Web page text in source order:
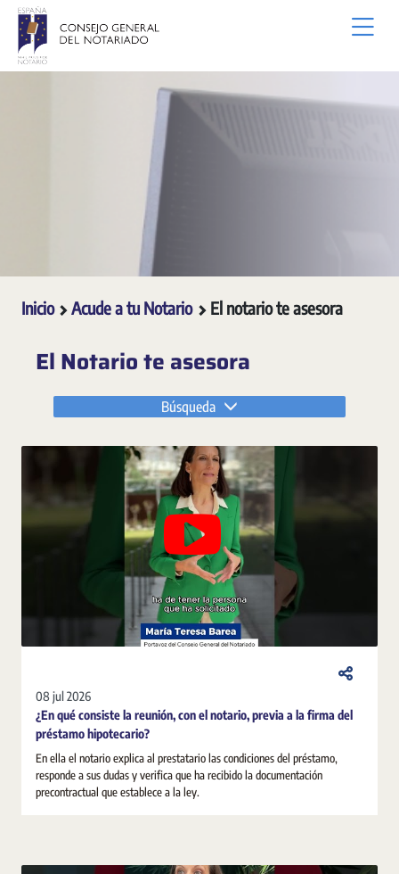
Saltar al contenido principal
Inicio Acude a tu Notario El notario te asesora
El Notario te asesora
Búsqueda
08 jul 2026
¿En qué consiste la reunión, con el notario, previa a la firma del
préstamo hipotecario?
En ella el notario explica al prestatario las condiciones del préstamo,
responde a sus dudas y verifica que ha recibido la documentación
precontractual que establece a la ley.